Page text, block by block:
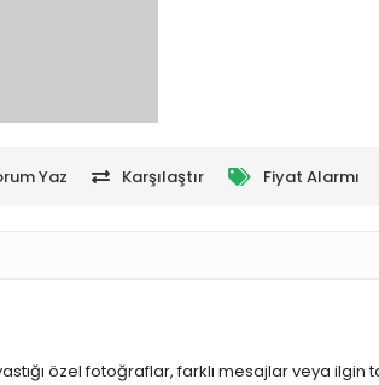
Yaz Karşılaştır Fiyat Alarmı
özel fotoğraflar, farklı mesajlar veya